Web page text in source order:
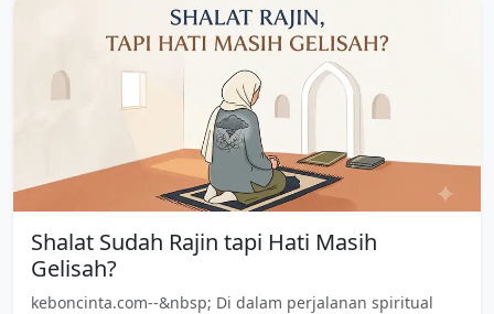
Shalat Sudah Rajin tapi Hati Masih
Gelisah?
keboncinta.com--&nbsp; Di dalam perjalanan spiritual